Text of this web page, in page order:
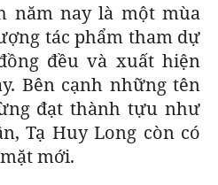
năm nay là một mùa
tác phẩm tham dự
đều và xuất hiện
Bên cạnh những tên
đạt thành tựu như
Tạ Huy Long còn có
mới.